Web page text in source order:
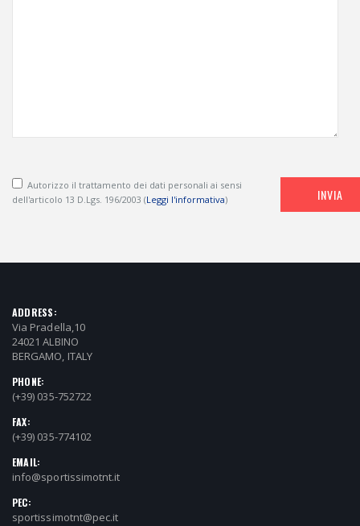
Autorizzo il trattamento dei dati personali ai sensi
dell'articolo 13 D.Lgs. 196/2003 (Leggi l'informativa) INVIA
ADDRESS:
Via Pradella,10
24021 ALBINO
BERGAMO, ITALY
PHONE:
(+39) 035-752722
FAX:
(+39) 035-774102
EMAIL:
info@sportissimotnt.it
PEC:
sportissimotnt@pec.it